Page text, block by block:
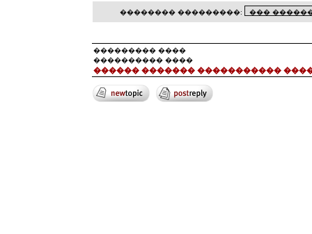
�������� ���������:
��������� ����
���������� ����
������ ������� �����������